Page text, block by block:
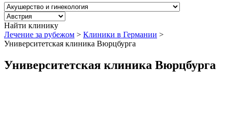
Найти клинику
Лечение за рубежом > Клиники в Германии >
Университетская клиника Вюрцбурга
Университетская клиника Вюрцбурга